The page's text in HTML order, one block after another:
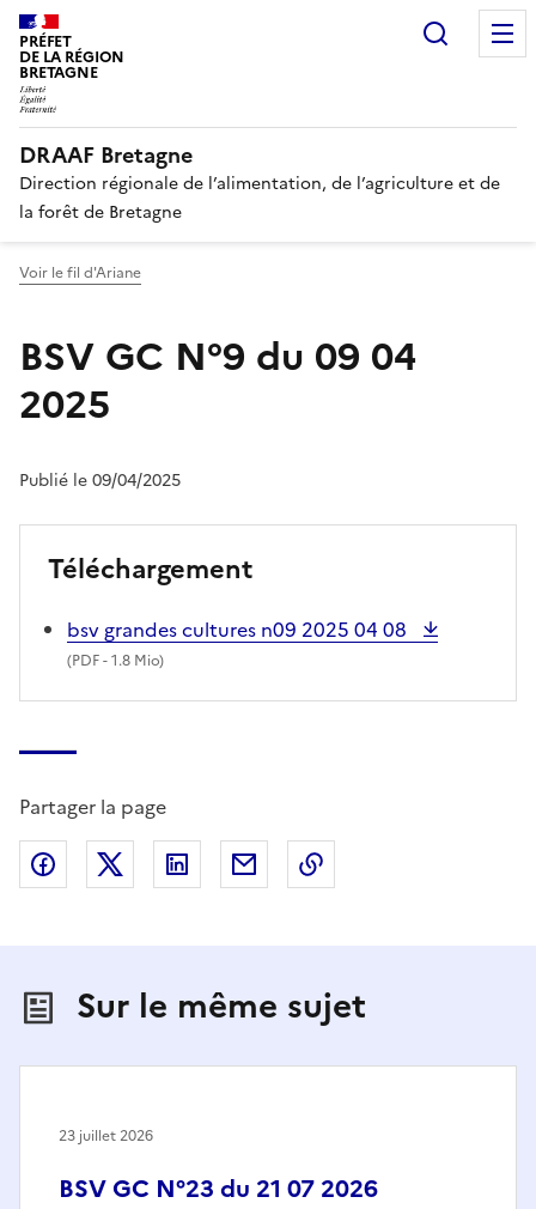
PRÉFET
DE LA RÉGION
BRETAGNE
DRAAF Bretagne
Direction régionale de l’alimentation, de l’agriculture et de
la forêt de Bretagne
Voir le fil d'Ariane
BSV GC N°9 du 09 04
2025
Publié le 09/04/2025
Téléchargement
bsv grandes cultures n09 2025 04 08
(PDF- 1.8 Mio)
Partager la page
Partager sur Facebook
Partager sur X (anciennement Twitter)
Partager sur LinkedIn
Partager par email
Sur le même sujet
BSV GC N°23 du 21 07 2026
23 juillet 2026